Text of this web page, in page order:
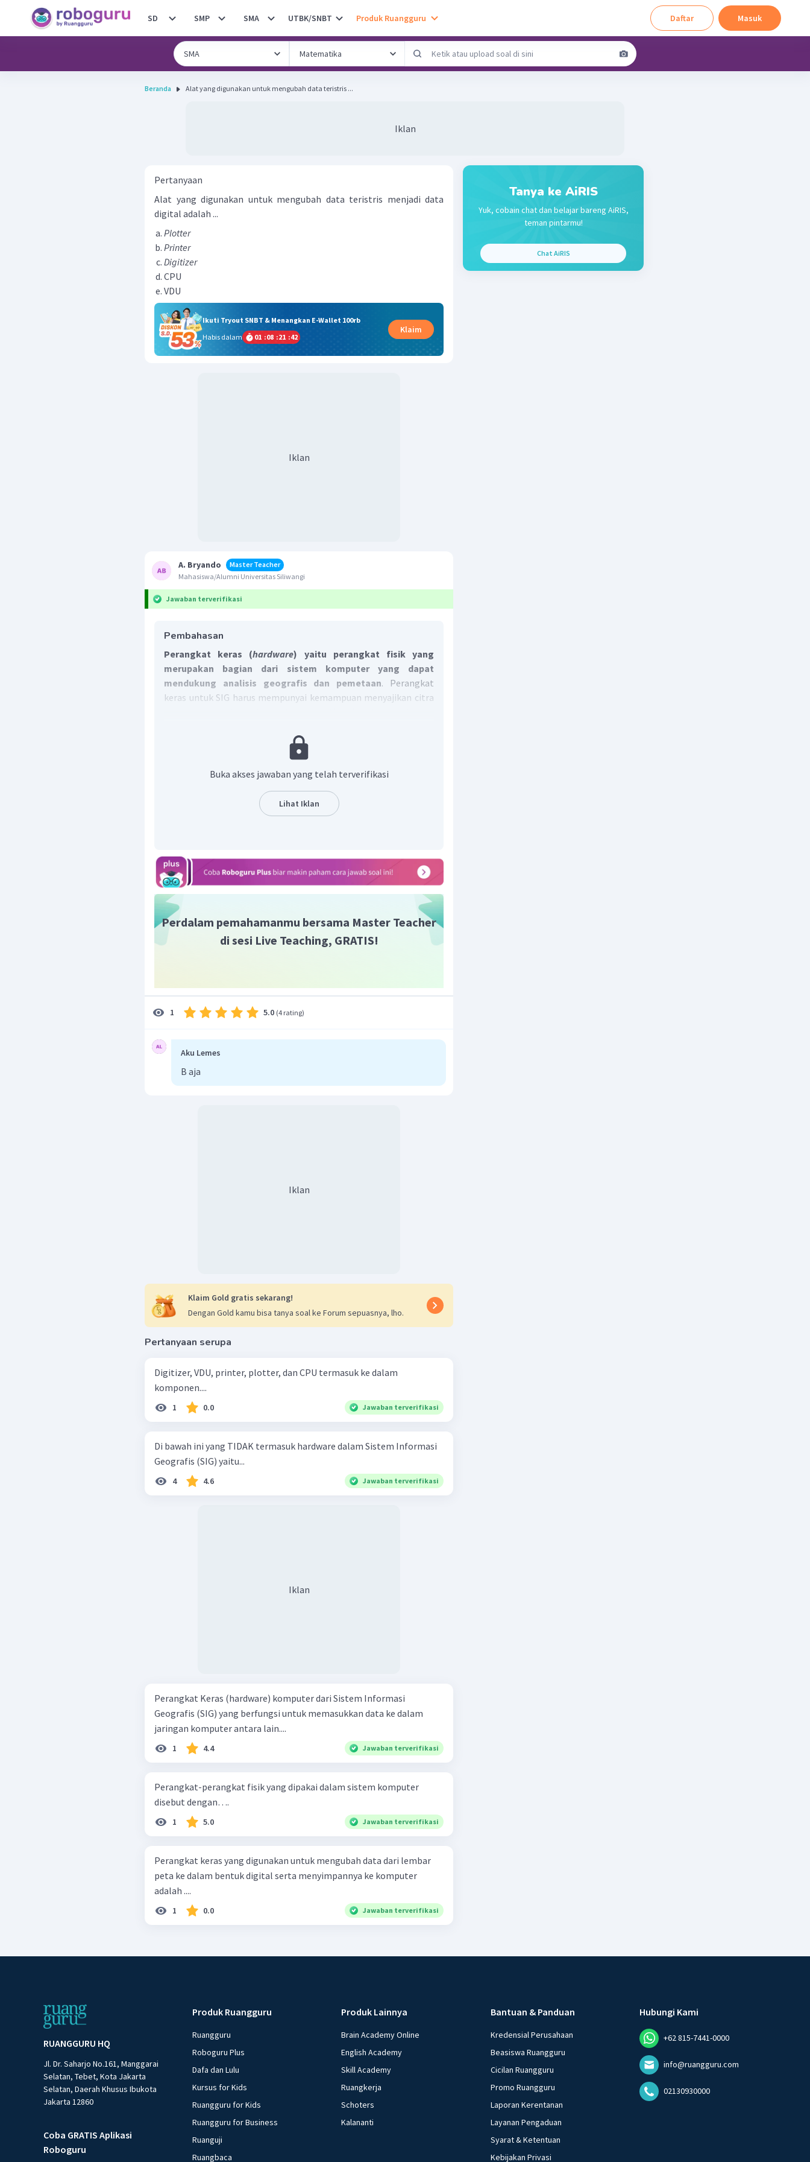
SD SMP SMA UTBK/SNBT Produk Ruangguru Daftar Masuk
Beranda Alat yang digunakan untuk mengubah data teristris ...
Iklan
Pertanyaan
Alat yang digunakan untuk mengubah data teristris menjadi data
digital adalah ...
Plotter
Printer
Digitizer
CPU
VDU
Ikuti Tryout SNBT & Menangkan E-Wallet 100rb
Habis dalam
01 :08 :21 :41
Klaim
Iklan
A. Bryando
Master Teacher
Mahasiswa/Alumni Universitas Siliwangi
Jawaban terverifikasi
Pembahasan
Perangkat keras (hardware) yaitu perangkat fisik yang
merupakan bagian dari sistem komputer yang dapat
mendukung analisis geografis dan pemetaan. Perangkat
keras untuk SIG harus mempunyai kemampuan menyajikan citra
cepat. Perangkat keras tersebut antara lain sebagai berikut :
teristris menjadi data digital.
adalah alat yang digunakan untuk mencetak peta
CPU (
data-data digital.
VDU (Visual Display Unit) adalah komponen yang digunakan
sebagai layar monitor untuk menayangkan hasil
pemrosesan CPU.
Berdasarkan penjelasan tersebut, maka alat yang digunakan
Buka akses jawaban yang telah terverifikasi
Lihat Iklan
Perdalam pemahamanmu bersama Master Teacher
di sesi Live Teaching, GRATIS!
1 5.0 (4 rating)
Aku Lemes
B aja
Iklan
Klaim Gold gratis sekarang!
Dengan Gold kamu bisa tanya soal ke Forum sepuasnya, lho.
Pertanyaan serupa
Digitizer, VDU, printer, plotter, dan CPU termasuk ke dalam
komponen....
1 0.0 Jawaban terverifikasi
Di bawah ini yang TIDAK termasuk hardware dalam Sistem Informasi
Geografis (SIG) yaitu...
4 4.6 Jawaban terverifikasi
Iklan
Perangkat Keras (hardware) komputer dari Sistem Informasi
Geografis (SIG) yang berfungsi untuk memasukkan data ke dalam
jaringan komputer antara lain....
1 4.4 Jawaban terverifikasi
Perangkat-perangkat fisik yang dipakai dalam sistem komputer
disebut dengan….
1 5.0 Jawaban terverifikasi
Perangkat keras yang digunakan untuk mengubah data dari lembar
peta ke dalam bentuk digital serta menyimpannya ke komputer
adalah ....
1 0.0 Jawaban terverifikasi
Tanya ke AiRIS
Yuk, cobain chat dan belajar bareng AiRIS,
teman pintarmu!
Chat AiRIS
RUANGGURU HQ
Jl. Dr. Saharjo No.161, Manggarai
Selatan, Tebet, Kota Jakarta
Selatan, Daerah Khusus Ibukota
Jakarta 12860
Coba GRATIS Aplikasi
Roboguru
Produk Ruangguru
Ruangguru
Roboguru Plus
Dafa dan Lulu
Kursus for Kids
Ruangguru for Kids
Ruangguru for Business
Ruanguji
Ruangbaca
Produk Lainnya
Brain Academy Online
English Academy
Skill Academy
Ruangkerja
Schoters
Kalananti
Bantuan & Panduan
Kredensial Perusahaan
Beasiswa Ruangguru
Cicilan Ruangguru
Promo Ruangguru
Laporan Kerentanan
Layanan Pengaduan
Syarat & Ketentuan
Kebijakan Privasi
Hubungi Kami
+62 815-7441-0000
info@ruangguru.com
02130930000